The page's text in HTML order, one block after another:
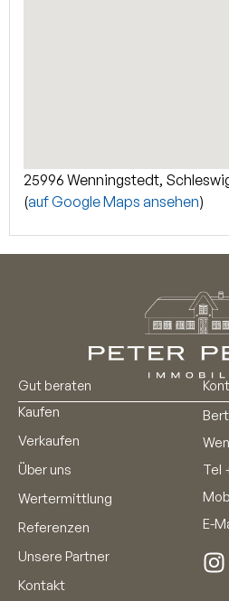
25996 Wenningstedt,
(auf Google Maps ansehen)
Gut beraten
Kaufen
Verkaufen
Über uns
Wertermittlung
Referenzen
Unsere Partner
Kontakt
Tel
E-